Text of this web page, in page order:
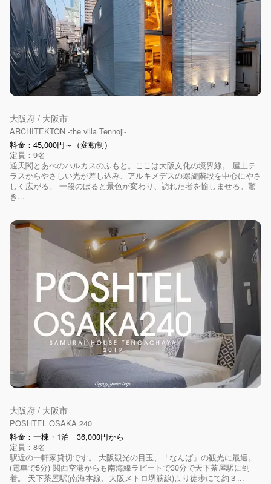
大阪府 / 大阪市
ARCHITEKTON -the villa Tennoji-
料金：45,000円～（変動制）
定員：9名
通天閣とあべのハルカスのふもと。ここは大阪文化の境界線。 屋上テ
ラスからやさしい光が差し込み、アルキメデスの螺旋階段を中心にやさ
しく広がる。 一段のぼると景色が変わり、訪れた者を愉しませる。驚
き...
大阪府 / 大阪市
POSHTEL OSAKA 240
料金：一棟・1泊 36,000円から
定員：8名
駅近の一軒家貸切です。 大阪観光の目玉、「なんば」の観光に最適。
(電車で5分) 関西空港からも南海線ラピートで30分で天下茶屋駅に到
着。 天下茶屋駅(南海本線、大阪メトロ堺筋線)より徒歩にて約３...